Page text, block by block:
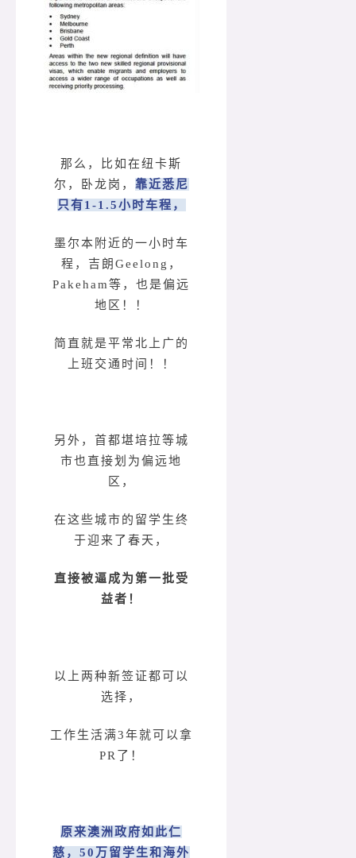
那么，比如在纽卡斯
尔，卧龙岗， 靠近悉尼
只有1-1.5小时车程，
墨尔本附近的一小时车
程，吉朗Geelong，
Pakeham等，也是偏远
地区！！
简直就是平常北上广的
上班交通时间！！
另外，首都堪培拉等城
市也直接划为偏远地
区，
在这些城市的留学生终
于迎来了春天，
直接被逼成为第一批受
益者！
以上两种新签证都可以
选择，
工作生活满3年就可以拿
PR了！
原来澳洲政府如此仁
慈，50万留学生和海外